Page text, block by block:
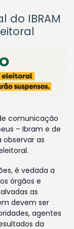
do IBRAM
comunicação
– Ibram e de
observar as
é vedada a
órgãos e
as
devem ser
agentes
da